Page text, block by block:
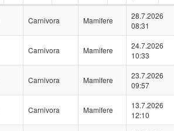
Carnivora Mamifere
28.7.2026
08:31
Carnivora Mamifere
24.7.2026
10:33
Carnivora Mamifere
23.7.2026
09:57
Carnivora Mamifere
13.7.2026
12:10